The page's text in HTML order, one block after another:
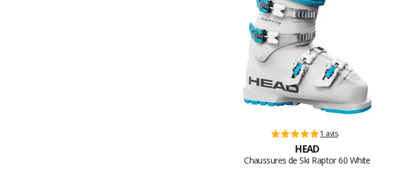
1 avis
HEAD
Chaussures de Ski Raptor 60 White